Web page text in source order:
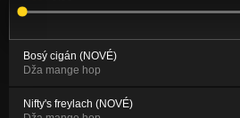
Bosý cigán (NOVÉ)
Dža mange hop
Nifty's freylach (NOVÉ)